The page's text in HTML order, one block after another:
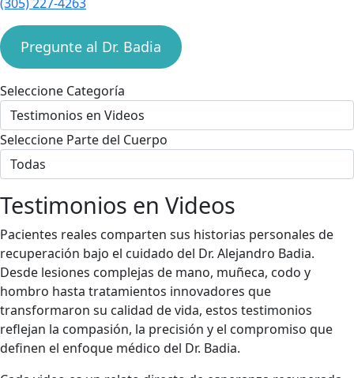
Pregunte al Dr. Badia
Seleccione Categoría
Seleccione Parte del Cuerpo
Testimonios en Videos
Pacientes reales comparten sus historias personales de
recuperación bajo el cuidado del Dr. Alejandro Badia.
Desde lesiones complejas de mano, muñeca, codo y
hombro hasta tratamientos innovadores que
transformaron su calidad de vida, estos testimonios
reflejan la compasión, la precisión y el compromiso que
definen el enfoque médico del Dr. Badia.